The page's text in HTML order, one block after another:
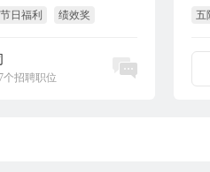
节日福利
绩效奖
7个招聘职位
五